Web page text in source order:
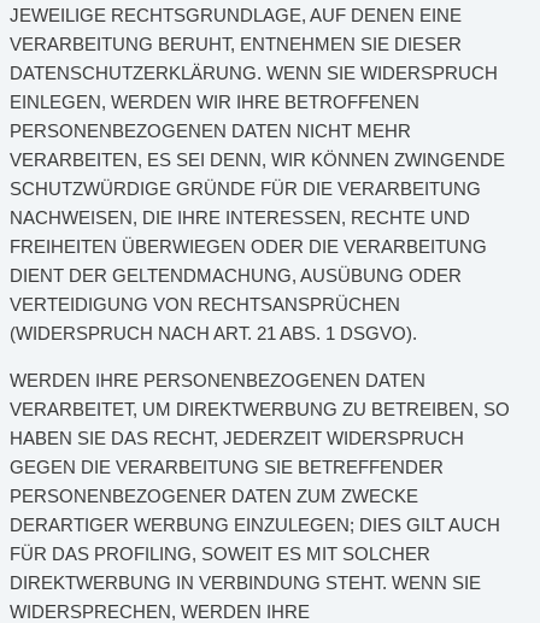
JEWEILIGE RECHTSGRUNDLAGE, AUF DENEN EINE
VERARBEITUNG BERUHT, ENTNEHMEN SIE DIESER
DATENSCHUTZERKLÄRUNG. WENN SIE WIDERSPRUCH
EINLEGEN, WERDEN WIR IHRE BETROFFENEN
PERSONENBEZOGENEN DATEN NICHT MEHR
VERARBEITEN, ES SEI DENN, WIR KÖNNEN ZWINGENDE
SCHUTZWÜRDIGE GRÜNDE FÜR DIE VERARBEITUNG
NACHWEISEN, DIE IHRE INTERESSEN, RECHTE UND
FREIHEITEN ÜBERWIEGEN ODER DIE VERARBEITUNG
DIENT DER GELTENDMACHUNG, AUSÜBUNG ODER
VERTEIDIGUNG VON RECHTSANSPRÜCHEN
(WIDERSPRUCH NACH ART. 21 ABS. 1 DSGVO).
WERDEN IHRE PERSONENBEZOGENEN DATEN
VERARBEITET, UM DIREKTWERBUNG ZU BETREIBEN, SO
HABEN SIE DAS RECHT, JEDERZEIT WIDERSPRUCH
GEGEN DIE VERARBEITUNG SIE BETREFFENDER
PERSONENBEZOGENER DATEN ZUM ZWECKE
DERARTIGER WERBUNG EINZULEGEN; DIES GILT AUCH
FÜR DAS PROFILING, SOWEIT ES MIT SOLCHER
DIREKTWERBUNG IN VERBINDUNG STEHT. WENN SIE
WIDERSPRECHEN, WERDEN IHRE